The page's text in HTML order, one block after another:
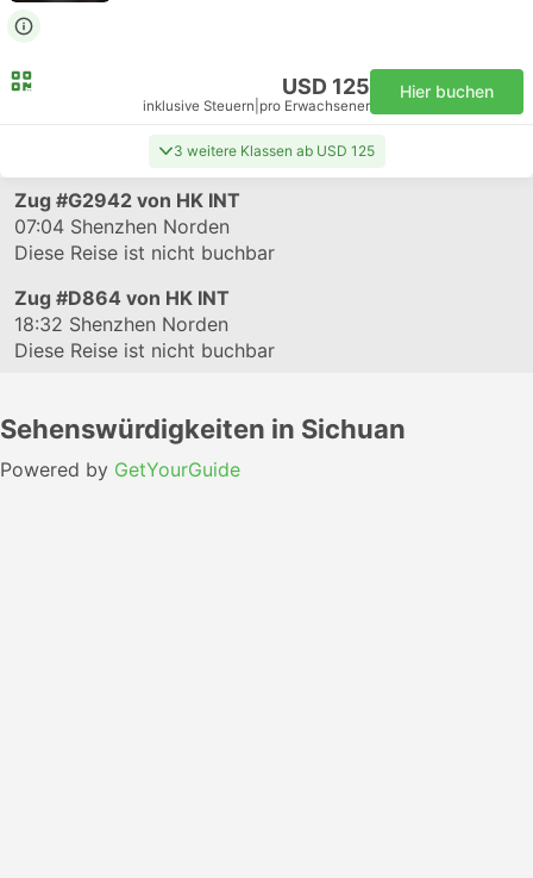
USD 125
inklusive Steuern pro Erwachsener
Hier buchen
3 weitere Klassen ab USD 125
Zug #G2942 von HK INT
07:04 Shenzhen Norden
Diese Reise ist nicht buchbar
Zug #D864 von HK INT
18:32 Shenzhen Norden
Diese Reise ist nicht buchbar
Sehenswürdigkeiten in Sichuan
Powered by GetYourGuide